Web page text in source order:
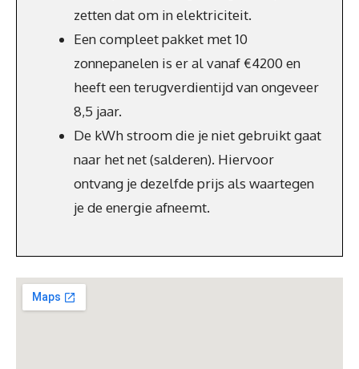
zetten dat om in elektriciteit.
Een compleet pakket met 10
zonnepanelen is er al vanaf €4200 en
heeft een terugverdientijd van ongeveer
8,5 jaar.
De kWh stroom die je niet gebruikt gaat
naar het net (salderen). Hiervoor
ontvang je dezelfde prijs als waartegen
je de energie afneemt.